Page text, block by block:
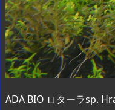
ADA BIO ロターラsp.